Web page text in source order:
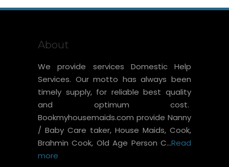
About
We provide services Domestic Help
Services. Our motto has always been
timely supply, for reliable best quality
and optimum cost.
Bookmyhousemaids.com provide Nanny
/ Baby Care taker, House Maids, Cook,
Brahmin Cook, Old Age Person C...Read
more